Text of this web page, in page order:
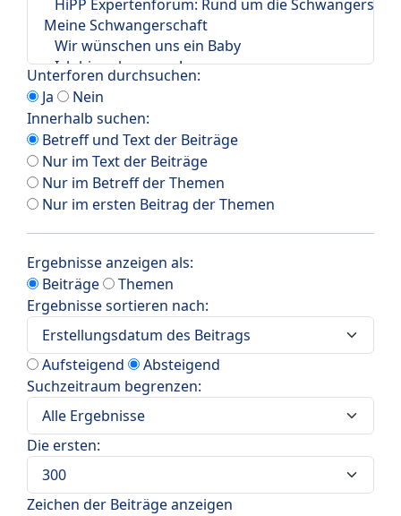
Unterforen durchsuchen:
Ja
Nein
Innerhalb suchen:
Betreff und Text der Beiträge
Nur im Text der Beiträge
Nur im Betreff der Themen
Nur im ersten Beitrag der Themen
Ergebnisse anzeigen als:
Beiträge
Themen
Ergebnisse sortieren nach:
Aufsteigend
Absteigend
Suchzeitraum begrenzen:
Die ersten:
Zeichen der Beiträge anzeigen